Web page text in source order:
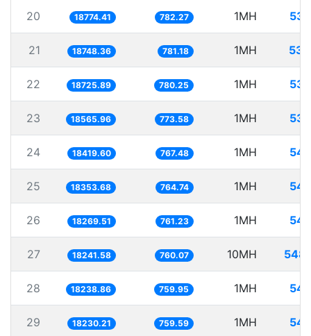
20 18774.41 782.27 1MH
21 18748.36 781.18 1MH
22 18725.89 780.25 1MH
23 18565.96 773.58 1MH
24 18419.60 767.48 1MH
25 18353.68 764.74 1MH
26 18269.51 761.23 1MH
27 18241.58 760.07 10MH
28 18238.86 759.95 1MH
29 18230.21 759.59 1MH